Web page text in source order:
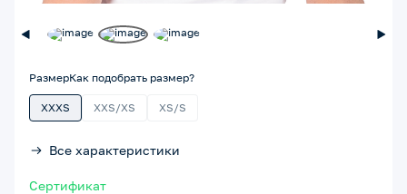
РазмерКак подобрать размер?
XXXS XXS/XS XS/S
Все характеристики
Сертификат